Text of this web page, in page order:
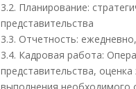
3.2. Планирование:
представительства
3.3. Отчетность:
3.4. Кадровая работа:
представительства,